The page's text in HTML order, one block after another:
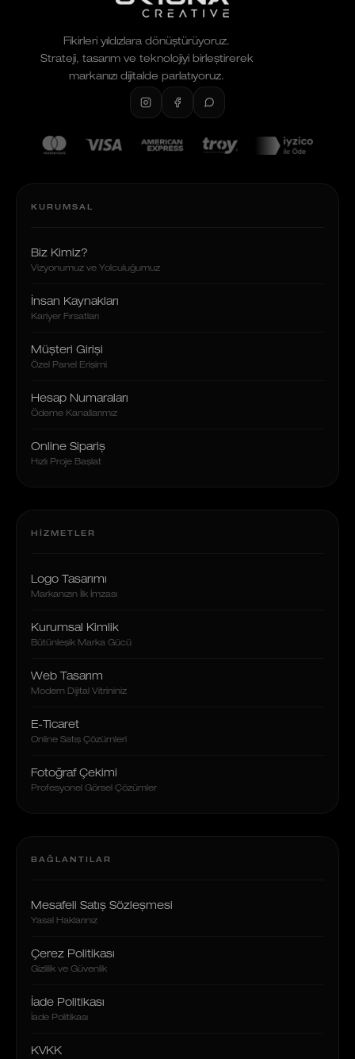
Fikirleri yıldızlara dönüştürüyoruz.
Strateji, tasarım ve teknolojiyi birleştirerek
markanızı dijitalde parlatıyoruz.
KURUMSAL
Biz Kimiz?
Vizyonumuz ve Yolculuğumuz
İnsan Kaynakları
Kariyer Fırsatları
Müşteri Girişi
Özel Panel Erişimi
Hesap Numaraları
Ödeme Kanallarımız
Online Sipariş
Hızlı Proje Başlat
HIZMETLER
Logo Tasarımı
Markanızın İlk İmzası
Kurumsal Kimlik
Bütünleşik Marka Gücü
Web Tasarım
Modern Dijital Vitrininiz
E-Ticaret
Online Satış Çözümleri
Fotoğraf Çekimi
Profesyonel Görsel Çözümler
BAĞLANTILAR
Mesafeli Satış Sözleşmesi
Yasal Haklarınız
Çerez Politikası
Gizlilik ve Güvenlik
İade Politikası
İade Politikası
KVKK